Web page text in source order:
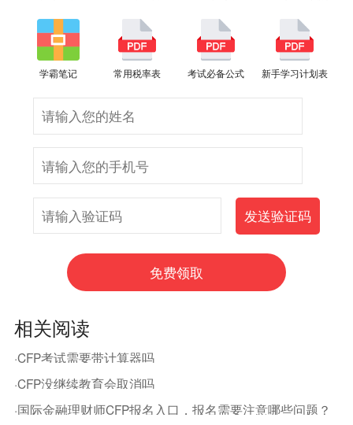
学霸笔记 常用税率表 考试必备公式 新手学习计划表
相关阅读
·CFP考试需要带计算器吗
·CFP没继续教育会取消吗
·国际金融理财师CFP报名入口，报名需要注意哪些问题？